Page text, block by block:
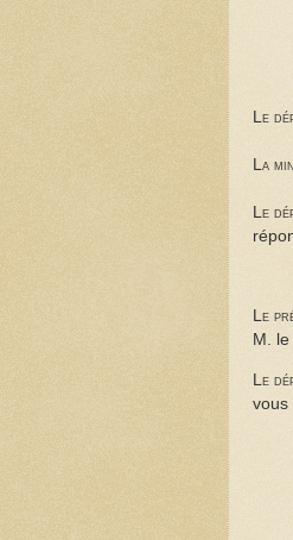
Le
La
Le
Le
M.
Le
vous